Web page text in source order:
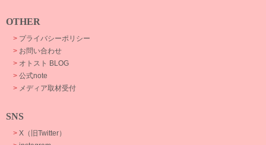
OTHER
> プライバシーポリシー
> お問い合わせ
> オトスト BLOG
> 公式note
> メディア取材受付
SNS
> X（旧Twitter）